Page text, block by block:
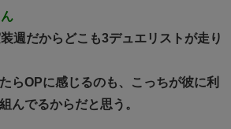
週だからどこも3デュエリストが走り
らOPに感じるのも、こっちが彼に利
んでるからだと思う。